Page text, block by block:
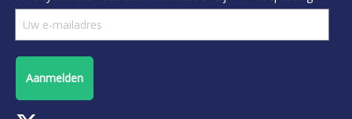
Aanmelden